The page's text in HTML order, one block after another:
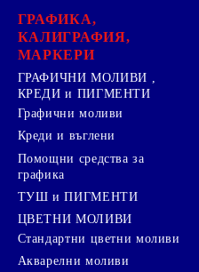
ГРАФИКА,
КАЛИГРАФИЯ,
МАРКЕРИ
ГРАФИЧНИ МОЛИВИ ,
КРЕДИ и ПИГМЕНТИ
Графични моливи
Креди и въглени
Помощни средства за
графика
ТУШ и ПИГМЕНТИ
ЦВЕТНИ МОЛИВИ
Стандартни цветни моливи
Акварелни моливи